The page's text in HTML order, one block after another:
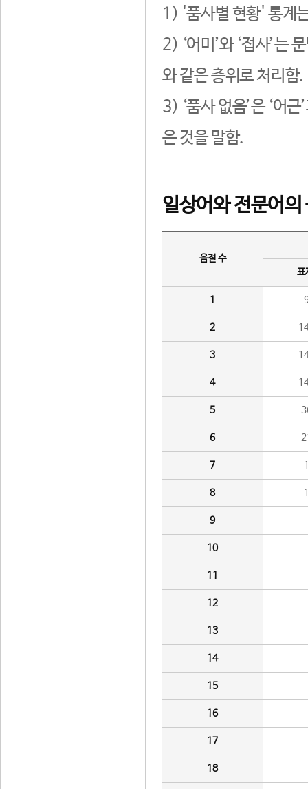
1) '품사별 현황' 통계
2) ‘어미’와 ‘접사’는
와 같은 층위로 처리함.
3) ‘품사 없음’은 ‘어
은 것을 말함.
일상어와 전문어의
음절 수
표
1
2
3
4
5
6
7
8
9
10
11
12
13
14
15
16
17
18